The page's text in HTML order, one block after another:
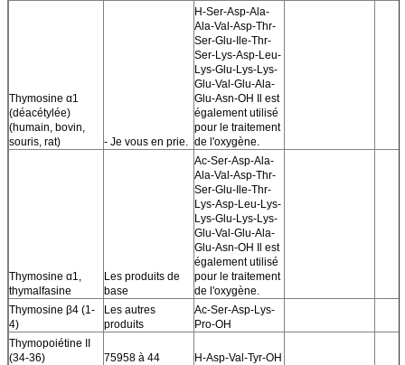
Thymosine α1
(déacétylée)
(humain, bovin,
souris, rat)
- Je vous en prie.
H-Ser-Asp-Ala-
Ala-Val-Asp-Thr-
Ser-Glu-Ile-Thr-
Ser-Lys-Asp-Leu-
Lys-Glu-Lys-Lys-
Glu-Val-Glu-Ala-
Glu-Asn-OH Il est
également utilisé
pour le traitement
de l'oxygène.
Thymosine α1,
thymalfasine
Les produits de
base
Ac-Ser-Asp-Ala-
Ala-Val-Asp-Thr-
Ser-Glu-Ile-Thr-
Lys-Asp-Leu-Lys-
Lys-Glu-Lys-Lys-
Glu-Val-Glu-Ala-
Glu-Asn-OH Il est
également utilisé
pour le traitement
de l'oxygène.
Thymosine β4 (1-
4)
Les autres
produits
Ac-Ser-Asp-Lys-
Pro-OH
Thymopoiétine II
(34-36)
75958 à 44
H-Asp-Val-Tyr-OH